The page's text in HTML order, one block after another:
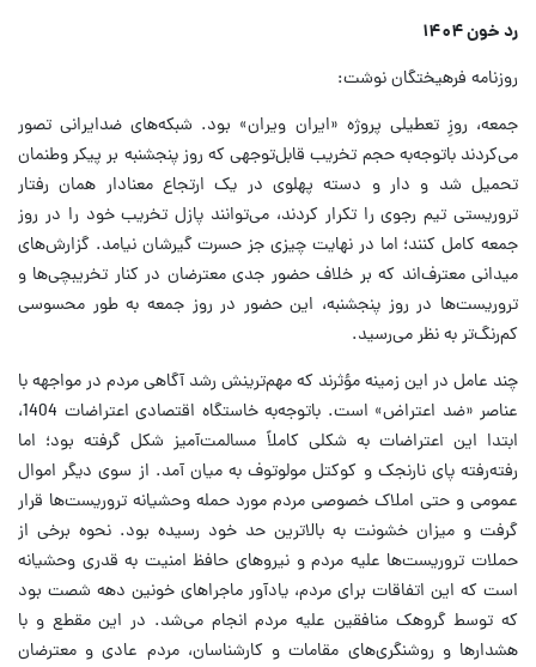
رد خون ۱۴۰۴
روزنامه فرهیختگان نوشت:
جمعه، روزِ تعطیلی پروژه «ایران ویران» بود. شبکه‌های ضدایرانی تصور
می‌کردند باتوجه‌به حجم تخریب قابل‌توجهی که روز پنجشنبه بر پیکر وطنمان
تحمیل شد و دار و دسته پهلوی در یک ارتجاع معنادار همان رفتار
تروریستی تیم رجوی را تکرار کردند، می‌توانند پازل تخریب خود را در روز
جمعه کامل کنند؛ اما در نهایت چیزی جز حسرت گیرشان نیامد. گزارش‌های
میدانی معترف‌اند که بر خلاف حضور جدی معترضان در کنار تخریبچی‌ها و
تروریست‌ها در روز پنجشنبه، این حضور در روز جمعه به طور محسوسی
کم‌رنگ‌تر به نظر می‌رسید.
چند عامل در این زمینه مؤثرند که مهم‌ترینش رشد آگاهی مردم در مواجهه با
عناصر «ضد اعتراض» است. باتوجه‌به خاستگاه اقتصادی اعتراضات 1404،
ابتدا این اعتراضات به شکلی کاملاً مسالمت‌آمیز شکل گرفته بود؛ اما
رفته‌رفته پای نارنجک و کوکتل مولوتوف به میان آمد. از سوی دیگر اموال
عمومی و حتی املاک خصوصی مردم مورد حمله وحشیانه تروریست‌ها قرار
گرفت و میزان خشونت به بالاترین حد خود رسیده بود. نحوه برخی از
حملات تروریست‌ها علیه مردم و نیرو‌های حافظ امنیت به قدری وحشیانه
است که این اتفاقات برای مردم، یادآور ماجرا‌های خونین دهه شصت بود
که توسط گروهک منافقین علیه مردم انجام می‌شد. در این مقطع و با
هشدار‌ها و روشنگری‌های مقامات و کارشناسان، مردم عادی و معترضان